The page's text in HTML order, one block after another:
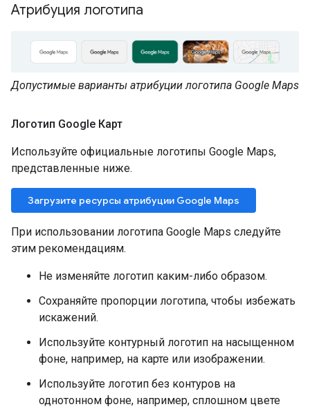
Атрибуция логотипа
Допустимые варианты атрибуции логотипа Google Maps
Логотип Google Карт
Используйте официальные логотипы Google Maps,
представленные ниже.
Загрузите ресурсы атрибуции Google Maps
При использовании логотипа Google Maps следуйте
этим рекомендациям.
Не изменяйте логотип каким-либо образом.
Сохраняйте пропорции логотипа, чтобы избежать
искажений.
Используйте контурный логотип на насыщенном
фоне, например, на карте или изображении.
Используйте логотип без контуров на
однотонном фоне, например, сплошном цвете